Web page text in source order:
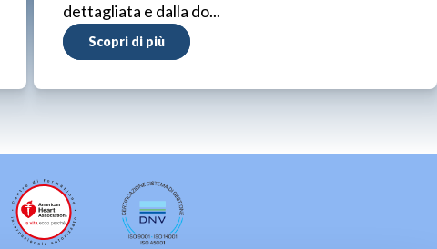
dettagliata e dalla do...
Scopri di più